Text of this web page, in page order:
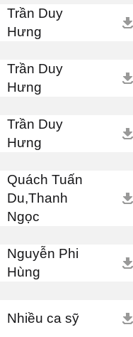
Trần Duy
Hưng
Trần Duy
Hưng
Trần Duy
Hưng
Quách Tuấn
Du,Thanh
Ngọc
Nguyễn Phi
Hùng
Nhiều ca sỹ